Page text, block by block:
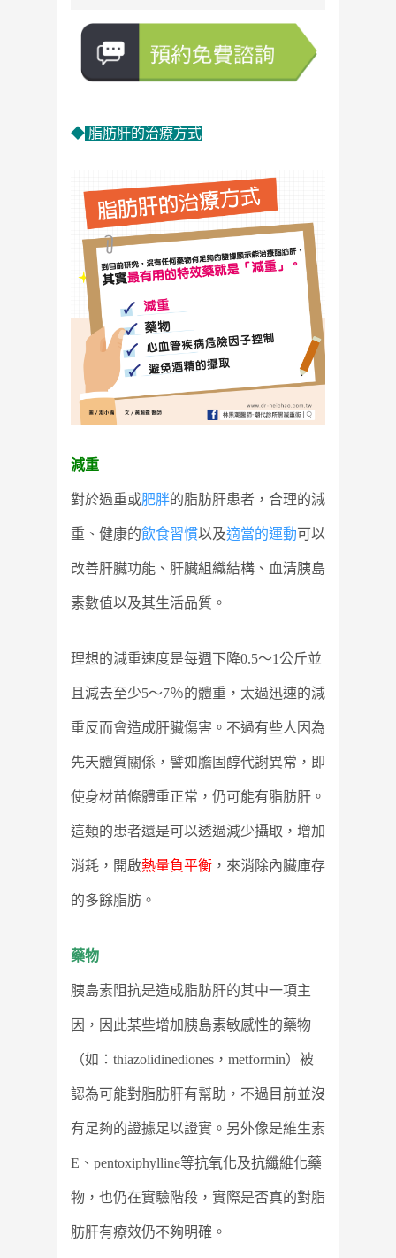
◆ 脂肪肝的治療方式
減重
對於過重或肥胖的脂肪肝患者，合理的減
重、健康的飲食習慣以及適當的運動可以
改善肝臟功能、肝臟組織結構、血清胰島
素數值以及其生活品質。
理想的減重速度是每週下降0.5～1公斤並
且減去至少5～7％的體重，太過迅速的減
重反而會造成肝臟傷害。不過有些人因為
先天體質關係，譬如膽固醇代謝異常，即
使身材苗條體重正常，仍可能有脂肪肝。
這類的患者還是可以透過減少攝取，增加
消耗，開啟熱量負平衡 ，來消除內臟庫存
的多餘脂肪。
藥物
胰島素阻抗是造成脂肪肝的其中一項主
因，因此某些增加胰島素敏感性的藥物
（如：thiazolidinediones，metformin）被
認為可能對脂肪肝有幫助，不過目前並沒
有足夠的證據足以證實。另外像是維生素
E、pentoxiphylline等抗氧化及抗纖維化藥
物，也仍在實驗階段，實際是否真的對脂
肪肝有療效仍不夠明確。